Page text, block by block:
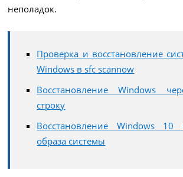
неполадок.
Проверка и восстановление
Windows в sfc scannow
Восстановление Windows
строку
Восстановление Windows 10
образа системы